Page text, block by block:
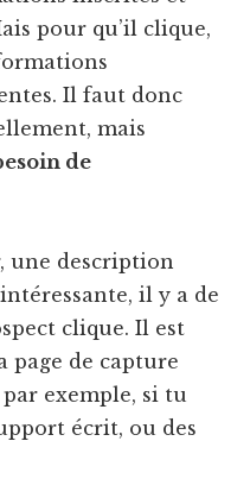
pour qu’il clique,
Il faut donc
mais
de
une description
il y a de
clique. Il est
page de capture
exemple, si tu
écrit, ou des